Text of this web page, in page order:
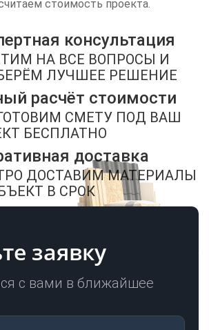
стоимость проекта.
консультация
НА ВСЕ ВОПРОСЫ И
ЛУЧШЕЕ РЕШЕНИЕ
расчёт стоимости
СМЕТУ ПОД ВАШ
БЕСПЛАТНО
доставка
ДОСТАВИМ МАТЕРИАЛЫ
В СРОК
заявку
с вами в ближайшее
ЗВОНОК
я даю своё согласие на обработку моих
в соответствии с ФЗ от 27.07.2006 № 152-ФЗ "О
на условиях и для целей, определенных вполитикой